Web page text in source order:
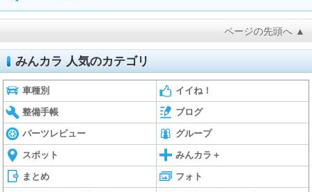
ページの先頭へ ▲
みんカラ 人気のカテゴリ
車種別 イイね！
整備手帳 ブログ
パーツレビュー グループ
スポット みんカラ＋
まとめ フォト